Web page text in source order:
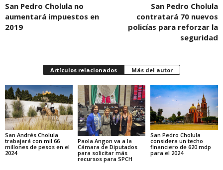
San Pedro Cholula no
aumentará impuestos en
2019
San Pedro Cholula
contratará 70 nuevos
policías para reforzar la
seguridad
Artículos relacionados Más del autor
San Andrés Cholula
trabajará con mil 66
millones de pesos en el
2024
Paola Angon va a la
Cámara de Diputados
para solicitar más
recursos para SPCH
San Pedro Cholula
considera un techo
financiero de 620 mdp
para el 2024